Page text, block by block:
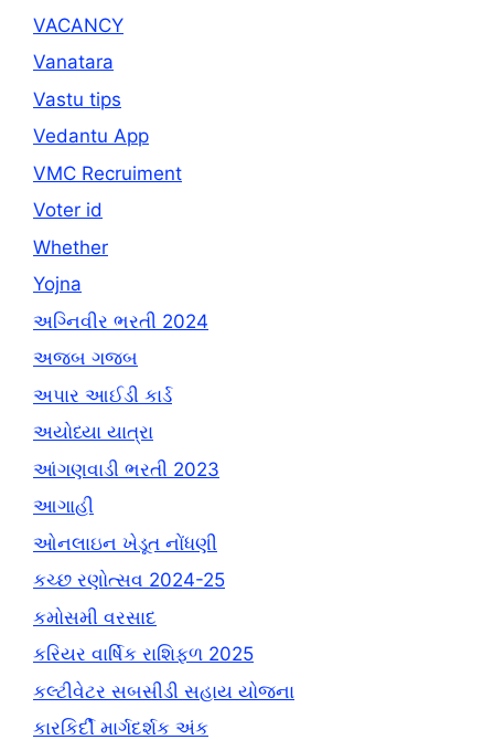
VACANCY
Vanatara
Vastu tips
Vedantu App
VMC Recruiment
Voter id
Whether
Yojna
અગ્નિવીર ભરતી 2024
અજબ ગજબ
અપાર આઈડી કાર્ડ
અયોધ્યા યાત્રા
આંગણવાડી ભરતી 2023
આગાહી
ઓનલાઇન ખેડૂત નોંધણી
કચ્છ રણોત્સવ 2024-25
કમોસમી વરસાદ
કરિયર વાર્ષિક રાશિફળ 2025
કલ્ટીવેટર સબસીડી સહાય યોજના
કારકિર્દી માર્ગદર્શક અંક